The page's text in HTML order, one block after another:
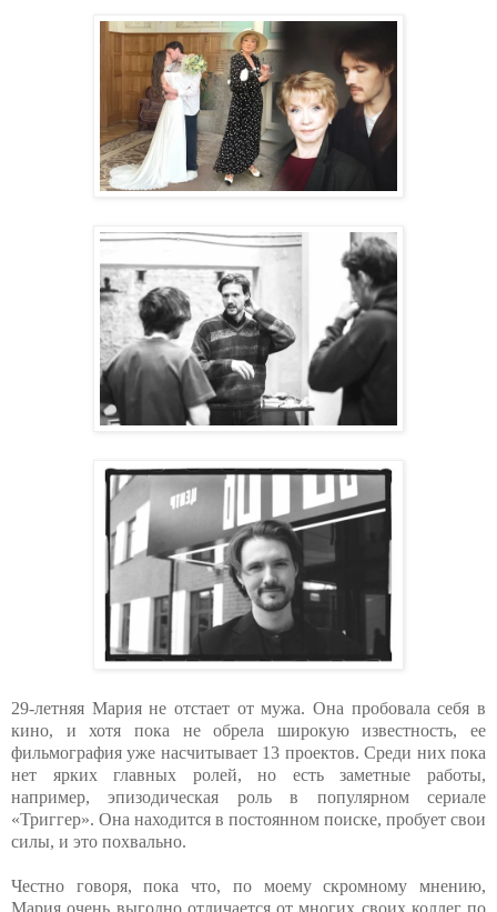
29-летняя Мария не отстает от мужа. Она пробовала себя в
кино, и хотя пока не обрела широкую известность, ее
фильмография уже насчитывает 13 проектов. Среди них пока
нет ярких главных ролей, но есть заметные работы,
например, эпизодическая роль в популярном сериале
«Триггер». Она находится в постоянном поиске, пробует свои
силы, и это похвально.
Честно говоря, пока что, по моему скромному мнению,
Мария очень выгодно отличается от многих своих коллег по